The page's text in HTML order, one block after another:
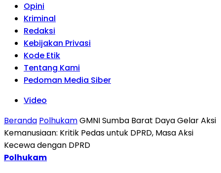
Opini
Kriminal
Redaksi
Kebijakan Privasi
Kode Etik
Tentang Kami
Pedoman Media Siber
Video
Beranda PolhukamGMNI Sumba Barat Daya Gelar Aksi
Kemanusiaan: Kritik Pedas untuk DPRD, Masa Aksi
Kecewa dengan DPRD
Polhukam